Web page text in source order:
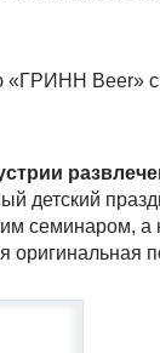
«ГРИНН Beer»
детский
семинаром,
оригинальная